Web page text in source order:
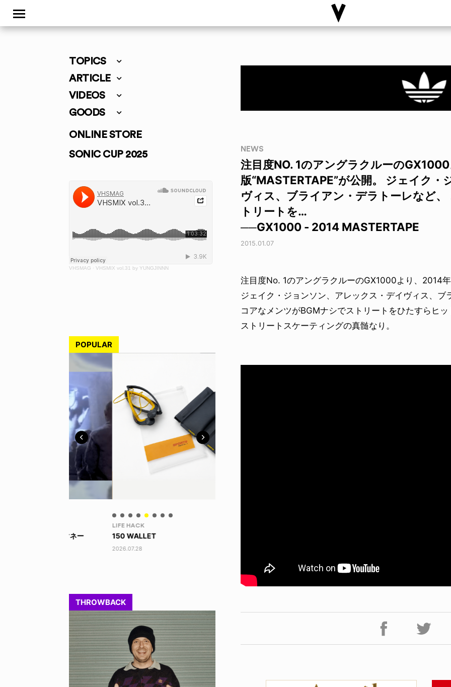
TOPICS
ARTICLE
VIDEOS
GOODS
ONLINE STORE
SONIC CUP 2025
VHSMAG · VHSMIX vol.31 by YUNGJINNN
POPULAR
150 WALLET
THROWBACK
NEWS
注目度NO. 1のアングラクルーの
版“MASTERTAPE”が公開。 ジェイク
ヴィス、ブライアン・デラトーレなど
トリートを…
──GX1000 - 2014 MASTERTAPE
2015.01.07
注目度No. 1のアングラクルーのGX1000より、2014
ジェイク・ジョンソン、アレックス・デイヴィス、ブ
コアなメンツがBGMナシでストリートをひたすらヒッ
ストリートスケーティングの真髄なり。